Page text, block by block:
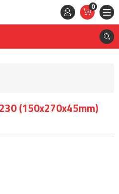
0
STAVKE
0,
RSD
(150x270x45mm)